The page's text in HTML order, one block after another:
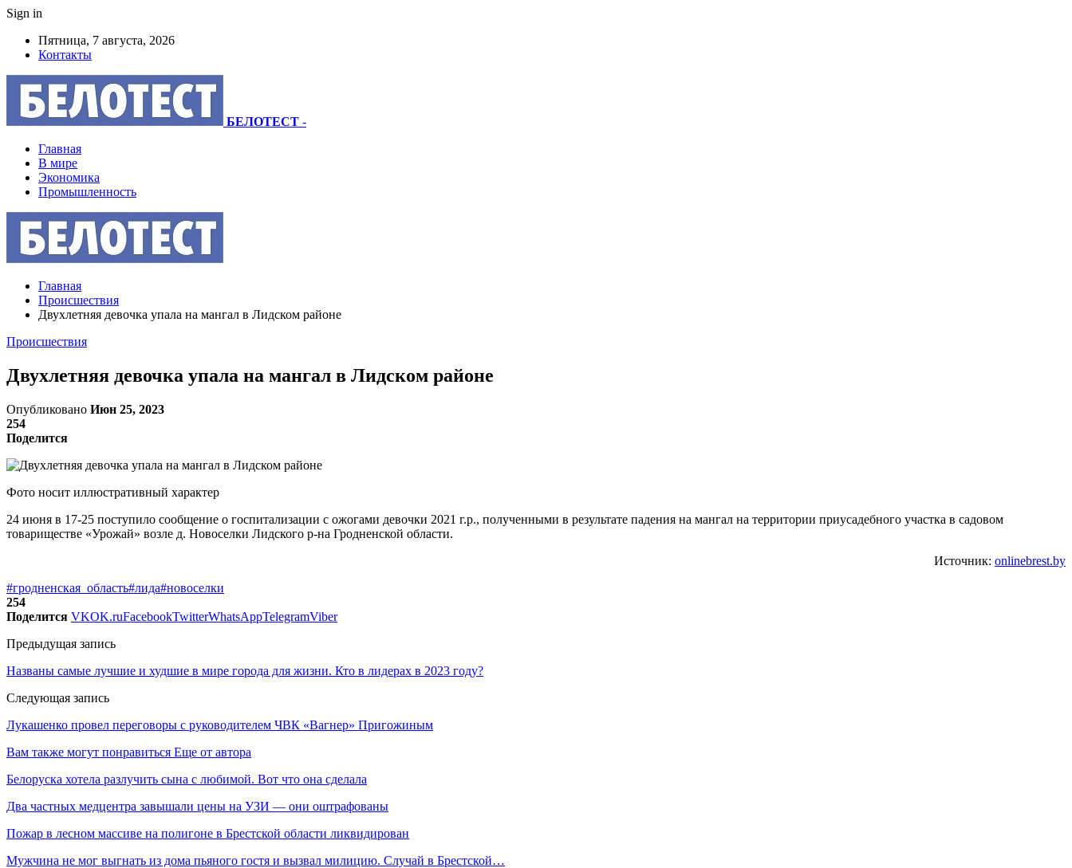
Sign in
Пятница, 7 августа, 2026
Контакты
БЕЛОТЕСТ -
Главная
В мире
Экономика
Промышленность
Главная
Происшествия
Двухлетняя девочка упала на мангал в Лидском районе
Происшествия
Двухлетняя девочка упала на мангал в Лидском районе
Опубликовано Июн 25, 2023
254
Поделится
Фото носит иллюстративный характер
24 июня в 17-25 поступило сообщение о госпитализации с ожогами девочки 2021 г.р., полученными в результате падения на мангал на территории приусадебного участка в садовом
товариществе «Урожай» возле д. Новоселки Лидского р-на Гродненской области.
Источник: onlinebrest.by
#гродненская_область#лида#новоселки
254
Поделится VKOK.ruFacebookTwitterWhatsAppTelegramViber
Предыдущая запись
Названы самые лучшие и худшие в мире города для жизни. Кто в лидерах в 2023 году?
Следующая запись
Лукашенко провел переговоры с руководителем ЧВК «Вагнер» Пригожиным
Вам также могут понравиться Еще от автора
Белоруска хотела разлучить сына с любимой. Вот что она сделала
Два частных медцентра завышали цены на УЗИ — они оштрафованы
Пожар в лесном массиве на полигоне в Брестской области ликвидирован
Мужчина не мог выгнать из дома пьяного гостя и вызвал милицию. Случай в Брестской…